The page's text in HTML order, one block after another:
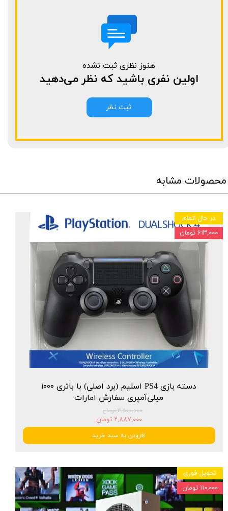
هنوز نظری ثبت نشده
اولین نفری باشید که نظر می‌دهید
ثبت نظر
محصولات مشابه
دسته بازی PS4 اسلیم (برد اصلی) با باتری ۱۰۰۰
میلی‌آمپری سفارش امارات
۳,۵۰۰,۰۰۰ تومان
۲,۸۸۷,۰۰۰ تومان
افزودن به سبد خرید
در حال اتمام
۶۱۳,۰۰۰ تومان
تحویل فوری
۱۱۰,۰۰۰ تومان